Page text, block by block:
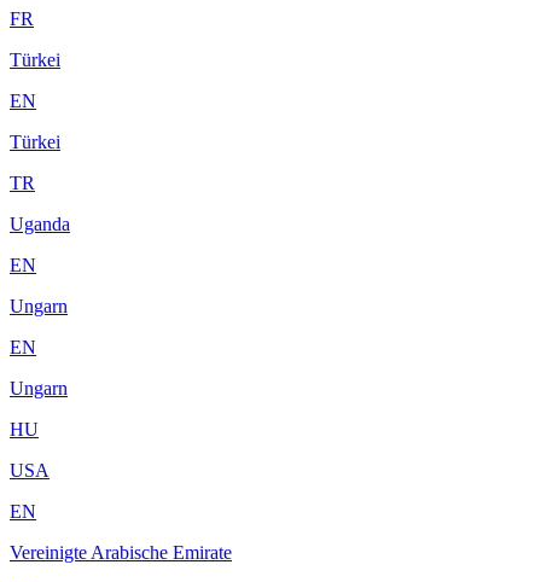
FR
Türkei
EN
Türkei
TR
Uganda
EN
Ungarn
EN
Ungarn
HU
USA
EN
Vereinigte Arabische Emirate